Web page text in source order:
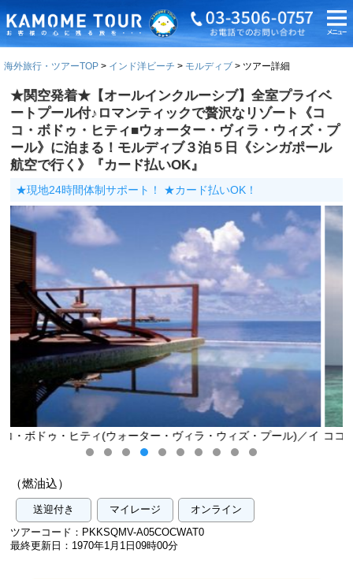
海外旅行・ツアーTOP インド洋ビーチ モルディブ ツアー詳細
★関空発着★【オールインクルーシブ】全室プライベ
ートプール付♪ロマンティックで贅沢なリゾート《コ
コ・ボドゥ・ヒティ■ウォーター・ヴィラ・ウィズ・プ
ール》に泊まる！モルディブ３泊５日《シンガポール
航空で行く》『カード払いOK』
★現地24時間体制サポート！ ★カード払いOK！
ィズ・プール)／イ ココ・ボドゥ・ヒティ(ウォーター・ヴィラ・ウ
メージ
（燃油込）
送迎付き マイレージ
オンライン
ツアーコード：PKKSQMV-A05COCWAT0
最終更新日：1970年1月1日09時00分